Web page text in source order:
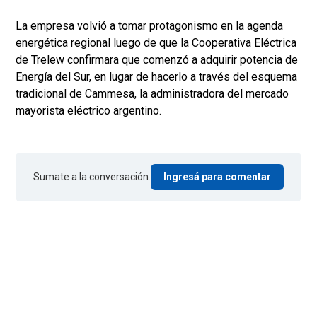
La empresa volvió a tomar protagonismo en la agenda
energética regional luego de que la Cooperativa Eléctrica
de Trelew confirmara que comenzó a adquirir potencia de
Energía del Sur, en lugar de hacerlo a través del esquema
tradicional de Cammesa, la administradora del mercado
mayorista eléctrico argentino.
Sumate a la conversación. Ingresá para comentar